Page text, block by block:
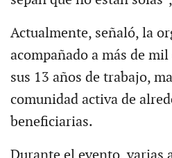
Actualmente, señaló, la
acompañado a más de
sus 13 años de trabajo,
comunidad activa de
beneficiarias.